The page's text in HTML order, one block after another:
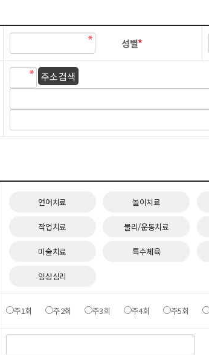
성별*
주소 검색
언어치료 놀이치료
작업치료 물리/운동치료
미술치료 특수체육
임상심리
주1회 주2회 주3회 주4회 주5회